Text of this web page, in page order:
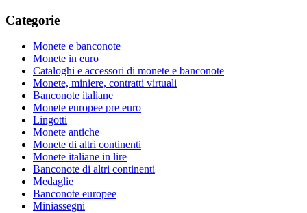
Categorie
Monete e banconote
Monete in euro
Cataloghi e accessori di monete e banconote
Monete, miniere, contratti virtuali
Banconote italiane
Monete europee pre euro
Lingotti
Monete antiche
Monete di altri continenti
Monete italiane in lire
Banconote di altri continenti
Medaglie
Banconote europee
Miniassegni